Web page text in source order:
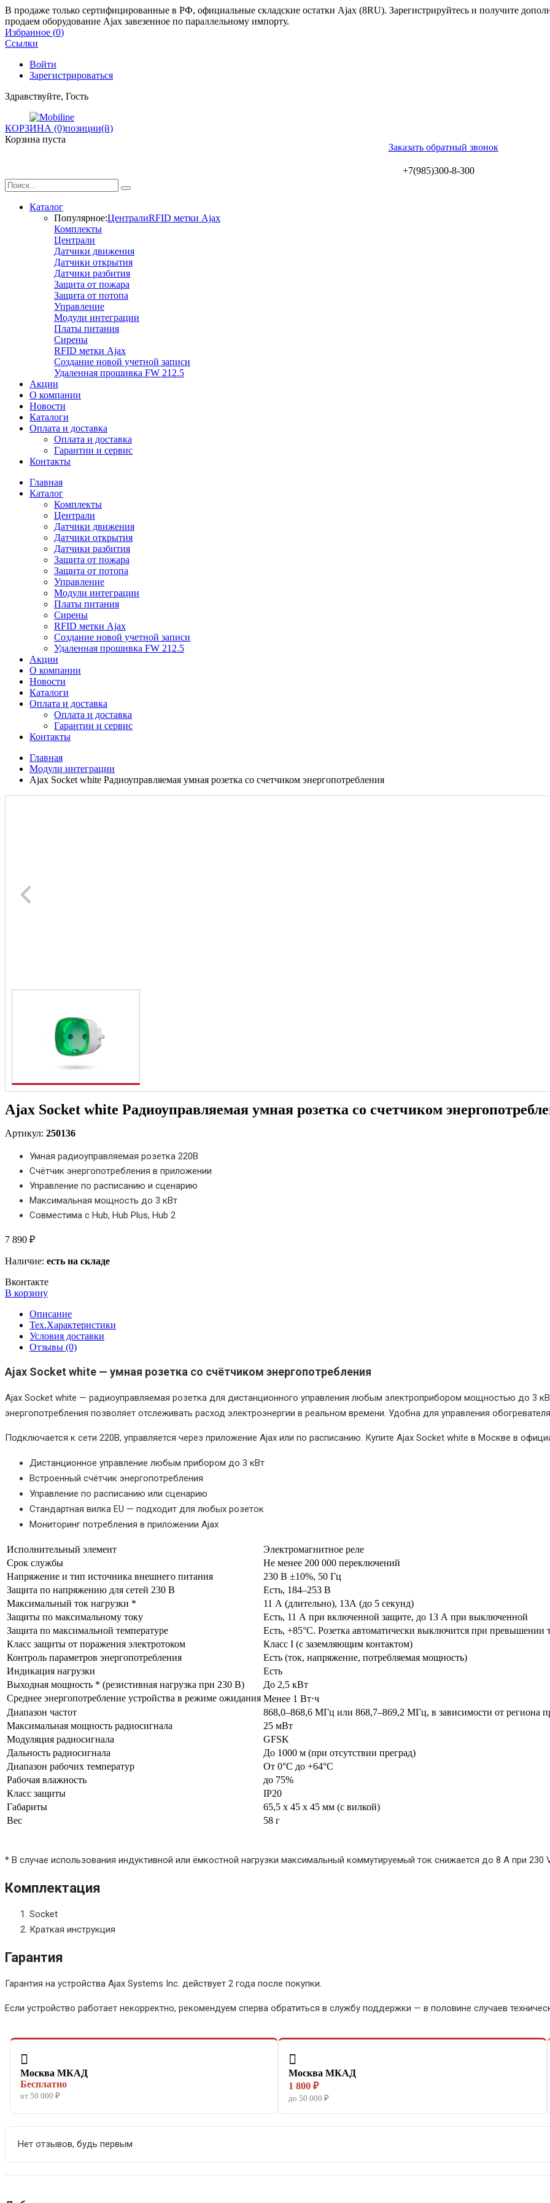
В продаже только сертифицированные в РФ, официальные складские остатки Ajax (8RU). Зарегистрируйтесь и получите
продаем оборудование Ajax завезенное по параллельному импорту.
Избранное (0)
Ссылки
Войти
Зарегистрироваться
Здравствуйте, Гость
КОРЗИНА (0)позиции(й)
Корзина пуста
Заказать обратный звонок
+7(985)300-8-300
Каталог
Популярное:ЦентралиRFID метки Ajax
Комплекты
Централи
Датчики движения
Датчики открытия
Датчики разбития
Защита от пожара
Защита от потопа
Управление
Модули интеграции
Платы питания
Сирены
RFID метки Ajax
Создание новой учетной записи
Удаленная прошивка FW 212.5
Акции
О компании
Новости
Каталоги
Оплата и доставка
Оплата и доставка
Гарантии и сервис
Контакты
Главная
Каталог
Комплекты
Централи
Датчики движения
Датчики открытия
Датчики разбития
Защита от пожара
Защита от потопа
Управление
Модули интеграции
Платы питания
Сирены
RFID метки Ajax
Создание новой учетной записи
Удаленная прошивка FW 212.5
Акции
О компании
Новости
Каталоги
Оплата и доставка
Оплата и доставка
Гарантии и сервис
Контакты
Главная
Модули интеграции
Ajax Socket white Радиоуправляемая умная розетка со счетчиком энергопотребления
Ajax Socket white Радиоуправляемая умная розетка со счетчиком
Артикул: 250136
Умная радиоуправляемая розетка 220В
Счётчик энергопотребления в приложении
Управление по расписанию и сценарию
Максимальная мощность до 3 кВт
Совместима с Hub, Hub Plus, Hub 2
7 890 ₽
Наличие: есть на складе
Вконтакте
В корзину
Описание
Тех.Характеристики
Условия доставки
Отзывы (0)
Ajax Socket white — умная розетка со счётчиком энергопотребления
Ajax Socket white — радиоуправляемая розетка для дистанционного управления любым электроприбором мощностью до 3
энергопотребления позволяет отслеживать расход электроэнергии в реальном времени. Удобна для управления
Подключается к сети 220В, управляется через приложение Ajax или по расписанию. Купите Ajax Socket white в Москве в
Дистанционное управление любым прибором до 3 кВт
Встроенный счётчик энергопотребления
Управление по расписанию или сценарию
Стандартная вилка EU — подходит для любых розеток
Мониторинг потребления в приложении Ajax
Исполнительный элемент
Электромагнитное реле
Срок службы
Не менее 200 000 переключений
Напряжение и тип источника внешнего питания
230 В ±10%, 50 Гц
Защита по напряжению для сетей 230 В
Есть, 184–253 В
Максимальный ток нагрузки *
11 А (длительно), 13А (до 5 секунд)
Защиты по максимальному току
Есть, 11 А при включенной защите, до 13 А при выключенной
Защита по максимальной температуре
Есть, +85°С. Розетка автоматически выключится при превышении
Класс защиты от поражения электротоком
Класс I (с заземляющим контактом)
Контроль параметров энергопотребления
Есть (ток, напряжение, потребляемая мощность)
Индикация нагрузки
Есть
Выходная мощность * (резистивная нагрузка при 230 В)
До 2,5 кВт
Среднее энергопотребление устройства в режиме ожидания Менее 1 Вт⋅ч
Диапазон частот
868,0–868,6 МГц или 868,7–869,2 МГц, в зависимости от региона
Максимальная мощность радиосигнала
25 мВт
Модуляция радиосигнала
GFSK
Дальность радиосигнала
До 1000 м (при отсутствии преград)
Диапазон рабочих температур
От 0°С до +64°С
Рабочая влажность
до 75%
Класс защиты
IP20
Габариты
65,5 х 45 х 45 мм (с вилкой)
Вес
58 г
* В случае использования индуктивной или ёмкостной нагрузки максимальный коммутируемый ток снижается до 8 А при 230
Комплектация
Socket
Краткая инструкция
Гарантия
Гарантия на устройства Ajax Systems Inc. действует 2 года после покупки.
Если устройство работает некорректно, рекомендуем сперва обратиться в службу поддержки — в половине случаев

Москва МКАД
Бесплатно
от 50 000 ₽

Москва МКАД
1 800 ₽
до 50 000 ₽
Нет отзывов, будь первым